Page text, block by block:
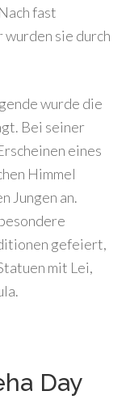
fast
sie durch
wurde die
Bei seiner
eines
Himmel
Jungen an.
gefeiert,
mit Lei,
Day